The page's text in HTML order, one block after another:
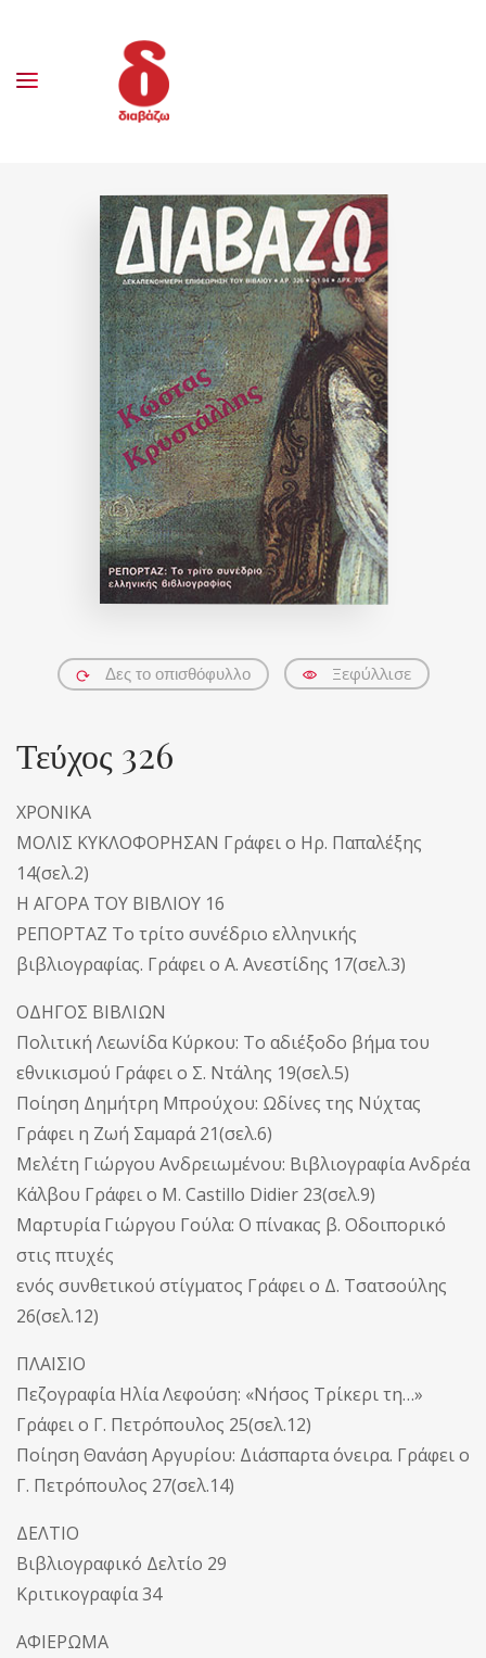
Δες το οπισθόφυλλο Ξεφύλλισε
Τεύχος 326
ΧΡΟΝΙΚΑ
ΜΟΛΙΣ ΚΥΚΛΟΦΟΡΗΣΑΝ Γράφει ο Ηρ. Παπαλέξης
14(σελ.2)
Η ΑΓΟΡΑ ΤΟΥ ΒΙΒΛΙΟΥ 16
ΡΕΠΟΡΤΑΖ Το τρίτο συνέδριο ελληνικής
βιβλιογραφίας. Γράφει ο Α. Ανεστίδης 17(σελ.3)
ΟΔΗΓΟΣ ΒΙΒΛΙΩΝ
Πολιτική Λεωνίδα Κύρκου: Το αδιέξοδο βήμα του
εθνικισμού Γράφει ο Σ. Ντάλης 19(σελ.5)
Ποίηση Δημήτρη Μπρούχου: Ωδίνες της Νύχτας
Γράφει η Ζωή Σαμαρά 21(σελ.6)
Μελέτη Γιώργου Ανδρειωμένου: Βιβλιογραφία Ανδρέα
Κάλβου Γράφει ο Μ. Castillo Didier 23(σελ.9)
Μαρτυρία Γιώργου Γούλα: Ο πίνακας β. Οδοιπορικό
στις πτυχές
ενός συνθετικού στίγματος Γράφει ο Δ. Τσατσούλης
26(σελ.12)
ΠΛΑΙΣΙΟ
Πεζογραφία Ηλία Λεφούση: «Νήσος Τρίκερι τη…»
Γράφει ο Γ. Πετρόπουλος 25(σελ.12)
Ποίηση Θανάση Αργυρίου: Διάσπαρτα όνειρα. Γράφει ο
Γ. Πετρόπουλος 27(σελ.14)
ΔΕΛΤΙΟ
Βιβλιογραφικό Δελτίο 29
Κριτικογραφία 34
ΑΦΙΕΡΩΜΑ